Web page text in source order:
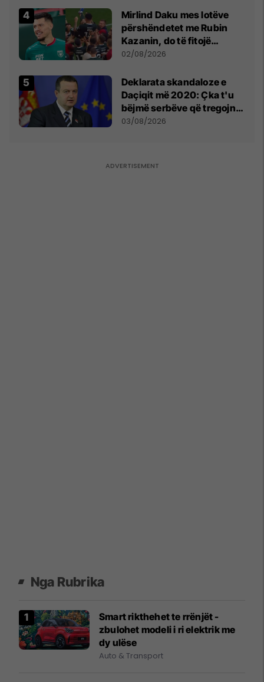
Mirlind Daku mes lotëve
përshëndetet me Rubin
Kazanin, do të fitojë
miliona te Spartak Moska
02/08/2026
​Deklarata skandaloze e
Daçiqit më 2020: Çka t'u
bëjmë serbëve që tregojnë
ku janë varrosur shqiptarët
03/08/2026
Nga Rubrika
Smart rikthehet te rrënjët -
zbulohet modeli i ri elektrik me
dy ulëse
Auto & Transport